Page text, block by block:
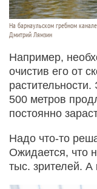
На барнаульском гребном
Дмитрий Лямзин
Например,
очистив его от
500 метров
постоянно
Надо что-то
Ожидается, что
тыс. зрителей. А